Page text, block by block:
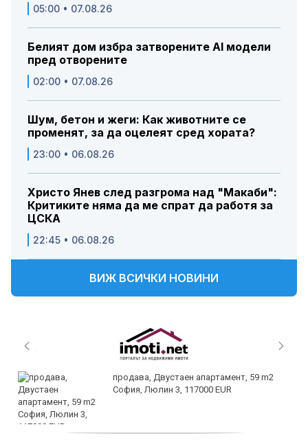
05:00 • 07.08.26
Белият дом избра затворените AI модели
пред отворените
02:00 • 07.08.26
Шум, бетон и жеги: Как животните се
променят, за да оцелеят сред хората?
23:00 • 06.08.26
Христо Янев след разгрома над "Макаби":
Критиките няма да ме спрат да работя за
ЦСКА
22:45 • 06.08.26
ВИЖ ВСИЧКИ НОВИНИ
продава, Двустаен апартамент, 59 m2
София, Люлин 3, 117000 EUR